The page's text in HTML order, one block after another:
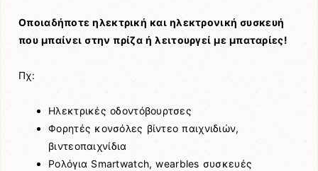
Οποιαδήποτε ηλεκτρική και ηλεκτρονική συσκευή
που μπαίνει στην πρίζα ή λειτουργεί με μπαταρίες!
Πχ:
Ηλεκτρικές οδοντόβουρτσες
Φορητές κονσόλες βίντεο παιχνιδιών,
βιντεοπαιχνίδια
Ρολόγια Smartwatch, wearbles συσκευές